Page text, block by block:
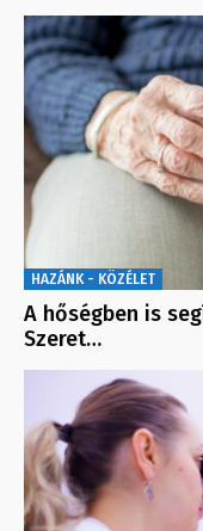
HAZÁNK - KÖZÉLET
A hőségben is
Szeret…